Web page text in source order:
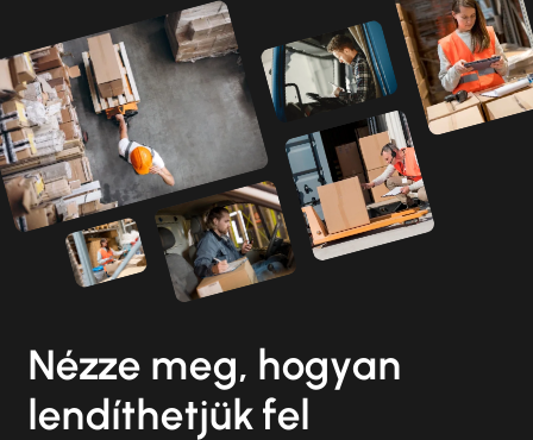
Nézze meg, hogyan
lendíthetjük fel